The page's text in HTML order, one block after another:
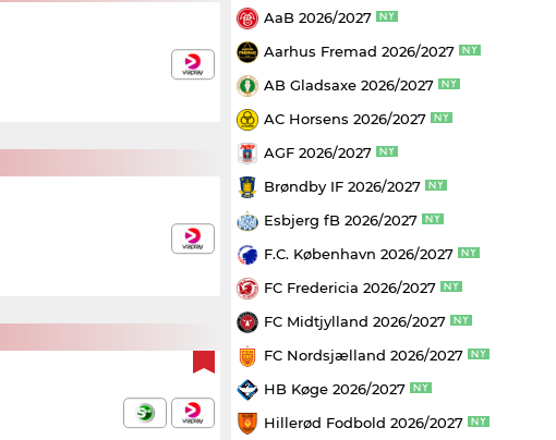
AaB 2026/2027
Aarhus Fremad 2026/2027
AB Gladsaxe 2026/2027
AC Horsens 2026/2027
AGF 2026/2027
Brøndby IF 2026/2027
Esbjerg fB 2026/2027
F.C. København 2026/2027
FC Fredericia 2026/2027
FC Midtjylland 2026/2027
FC Nordsjælland 2026/2027
HB Køge 2026/2027
Hillerød Fodbold 2026/2027